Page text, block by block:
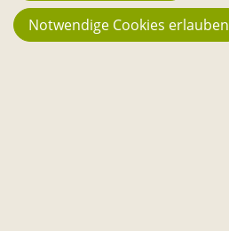
194Notwendige Cookies erlauben